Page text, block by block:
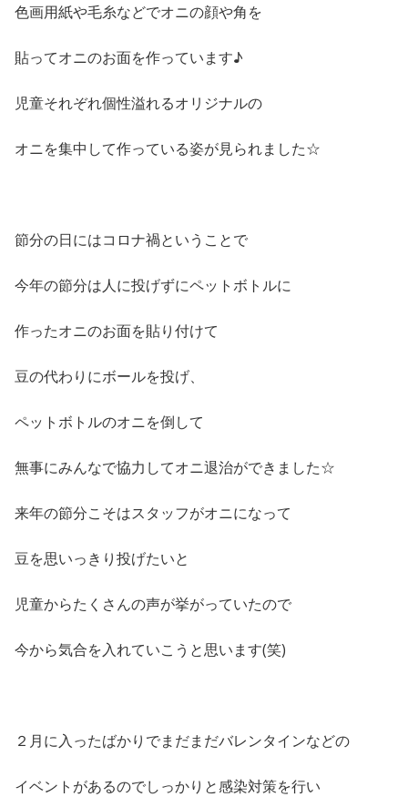
色画用紙や毛糸などでオニの顔や角を
貼ってオニのお面を作っています♪
児童それぞれ個性溢れるオリジナルの
オニを集中して作っている姿が見られました☆
節分の日にはコロナ禍ということで
今年の節分は人に投げずにペットボトルに
作ったオニのお面を貼り付けて
豆の代わりにボールを投げ、
ペットボトルのオニを倒して
無事にみんなで協力してオニ退治ができました☆
来年の節分こそはスタッフがオニになって
豆を思いっきり投げたいと
児童からたくさんの声が挙がっていたので
今から気合を入れていこうと思います(笑)
２月に入ったばかりでまだまだバレンタインなどの
イベントがあるのでしっかりと感染対策を行い